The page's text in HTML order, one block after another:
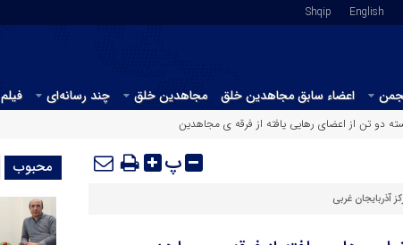
English
Shqip
اعضاء سابق مجاهدین خلق مجاهدین خلق چند رسانه‌ای فیلم
دو تن از اعضای رهایی یافته از فرقه ی مجاهدین
پ
آذربایجان غربی
محبوب